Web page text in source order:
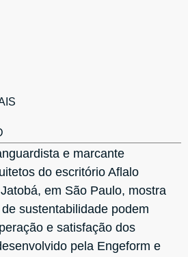
e marcante
do escritório Aflalo
em São Paulo, mostra
sustentabilidade podem
e satisfação dos
pela Engeform e